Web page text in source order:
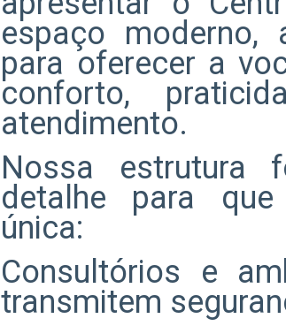
espaço moderno,
para oferecer a
conforto,
atendimento.
Nossa estrutura
detalhe para
única:
Consultórios e
transmitem